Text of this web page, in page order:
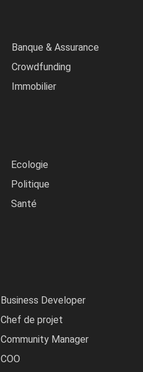
Banque & Assurance
Crowdfunding
Immobilier
Ecologie
Politique
Santé
Business Developer
Chef de projet
Community Manager
COO